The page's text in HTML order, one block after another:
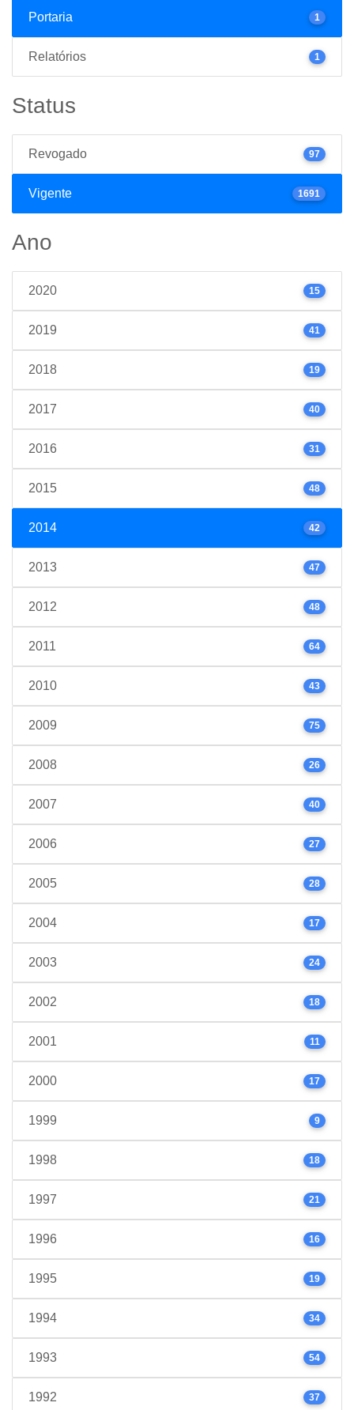
Portaria 1
Relatórios 1
Status
Revogado 97
Vigente 1691
Ano
2020 15
2019 41
2018 19
2017 40
2016 31
2015 48
2014 42
2013 47
2012 48
2011 64
2010 43
2009 75
2008 26
2007 40
2006 27
2005 28
2004 17
2003 24
2002 18
2001 11
2000 17
1999 9
1998 18
1997 21
1996 16
1995 19
1994 34
1993 54
1992 37